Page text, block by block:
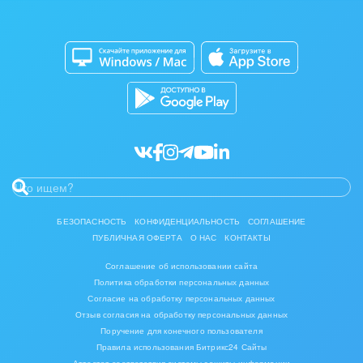
Инвестиционный бизнес
Интерьер, дизайн, декор
Консалтинговые и управленческие услуги
Мебель, лес, деревообработка
Медицина и фармацевтика
Металлургия
Кибербезопасность
Битрикс24 Маркет
Разработчикам приложений
БЕЗОПАСНОСТЬ КОНФИДЕНЦИАЛЬНОСТЬ
СОГЛАШЕНИЕ
ПУБЛИЧНАЯ ОФЕРТА
О НАС КОНТАКТЫ
Соглашение об использовании сайта
Политика обработки персональных данных
Согласие на обработку персональных данных
Отзыв согласия на обработку персональных данных
Поручение для конечного пользователя
Правила использования Битрикс24 Сайты